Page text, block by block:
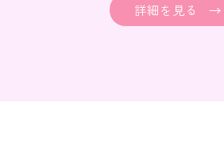
詳細を見る